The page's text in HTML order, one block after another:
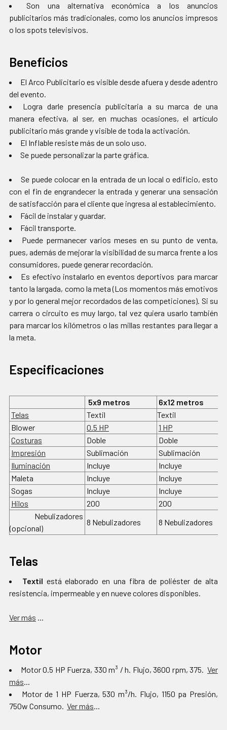
Son una alternativa económica a los anuncios
publicitarios más tradicionales, como los anuncios impresos
o los spots televisivos.
Beneficios
El Arco Publicitario es visible desde afuera y desde adentro
del evento.
Logra darle presencia publicitaria a su marca de una
manera efectiva, al ser, en muchas ocasiones, el artículo
publicitario más grande y visible de toda la activación.
El Inflable resiste más de un solo uso.
Se puede personalizar la parte gráfica.
Se puede colocar en la entrada de un local o edificio, esto
con el fin de engrandecer la entrada y generar una sensación
de satisfacción para el cliente que ingresa al establecimiento.
Fácil de instalar y guardar.
Fácil transporte.
Puede permanecer varios meses en su punto de venta,
pues, además de mejorar la visibilidad de su marca frente a los
consumidores, puede generar recordación.
Es efectivo instalarlo en eventos deportivos para marcar
tanto la largada, como la meta (Los momentos más emotivos
y por lo general mejor recordados de las competiciones). Si su
carrera o circuito es muy largo, tal vez quiera usarlo también
para marcar los kilómetros o las millas restantes para llegar a
la meta.
Especificaciones
5x9 metros
6x12 metros
Telas
Textil
Textil
Blower
0.5 HP
1 HP
Costuras
Doble
Doble
Impresión
Sublimación
Sublimación
Iluminación
Incluye
Incluye
Maleta
Incluye
Incluye
Sogas
Incluye
Incluye
Hilos
200
200
Nebulizadores
(opcional)
8 Nebulizadores 8 Nebulizadores
Telas
Textil está elaborado en una fibra de poliéster de alta
resistencia, impermeable y en nueve colores disponibles.
Ver más ...
Motor
Motor 0.5 HP Fuerza, 330 m³ / h. Flujo, 3600 rpm, 375. Ver
más...
Motor de 1 HP Fuerza, 530 m³/h. Flujo, 1150 pa Presión,
750w Consumo. Ver más...